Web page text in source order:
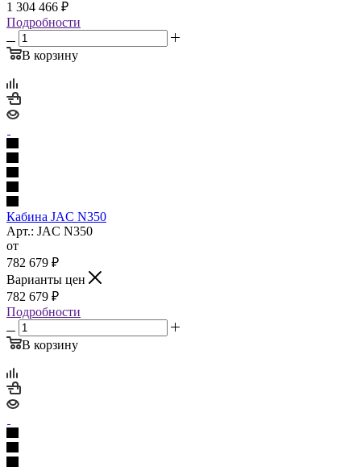
1 304 466 ₽
Подробности
В корзину
Кабина JAC N350
Арт.: JAC N350
от
782 679 ₽
Варианты цен
782 679 ₽
Подробности
В корзину